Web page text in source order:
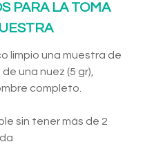
PARA LA TOMA
limpio una muestra de
una nuez (5 gr),
completo.
sin tener más de 2